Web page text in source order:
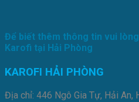
Để biết thêm thông tin vui
Karofi tại Hải Phòng
KAROFI HẢI PHÒNG
Địa chỉ: 446 Ngô Gia Tự, Hải An,